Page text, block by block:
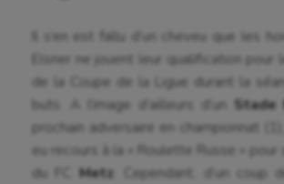
Il s’en est fallu d’un cheveu que les
Elsner ne jouent leur qualification pour
de la Coupe de la Ligue durant la
buts. A l’image d’ailleurs d’un Stade
prochain adversaire en championnat
eu recours à la « Roulette Russe » pour
du FCMetz . Cependant, d’un coup